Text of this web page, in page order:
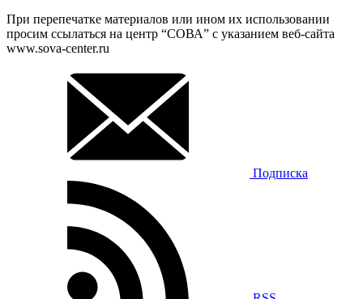
При перепечатке материалов или ином их использовании
просим ссылаться на центр “СОВА” с указанием веб-сайта
www.sova-center.ru
Подписка